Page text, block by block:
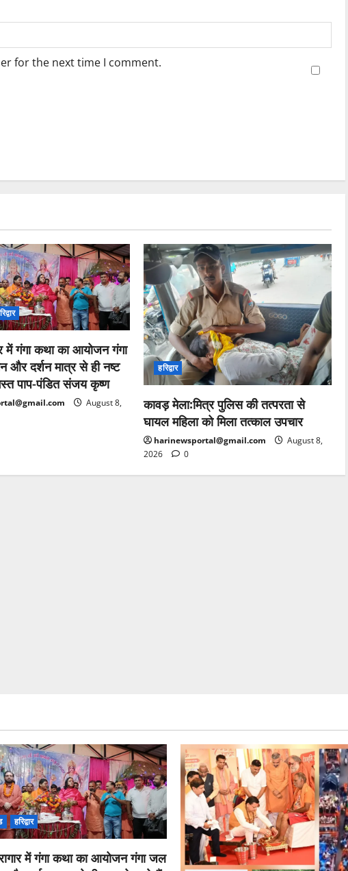
for the next time I comment.
में गंगा कथा का आयोजन गंगा
दर्शन मात्र से ही नष्ट
पाप-पंडित संजय कृष्ण
August 8,
हरिद्वार
कावड़ मेला:मित्र पुलिस की तत्परता से
घायल महिला को मिला तत्काल उपचार
harinewsportal@gmail.com
August 8,
2026
0
हरिद्वार
में गंगा कथा का आयोजन गंगा जल